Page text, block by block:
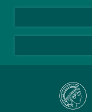
YouTube